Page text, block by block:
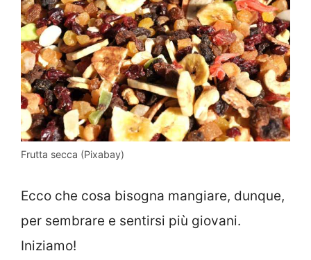
Frutta secca (Pixabay)
Ecco che cosa bisogna mangiare, dunque,
per sembrare e sentirsi più giovani.
Iniziamo!